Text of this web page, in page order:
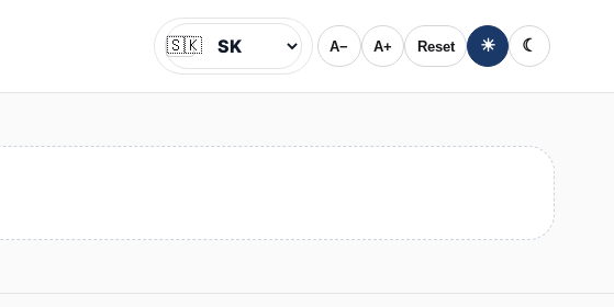
Jazyk
🇸🇰 A− A+ Reset ☀ ☾